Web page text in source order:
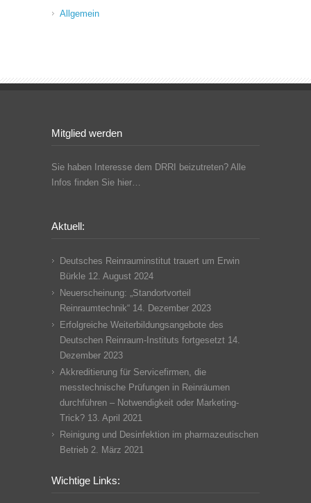
Allgemein
Mitglied werden
Sie haben Interesse dem DRRI beizutreten? Alle
Infos finden Sie hier…
Aktuell:
Deutsches Reinrauminstitut trauert um Erwin
Bürkle 12. August 2024
Neuerscheinung: „Standortvorteil
Reinraumtechnik“ 14. Dezember 2023
Erfolgreiche Weiterbildungsangebote des
Deutschen Reinraum-Instituts fortgesetzt 14.
Dezember 2023
Akkreditierung für Servicefirmen, die
messtechnische Prüfungen in Reinräumen
durchführen – Notwendigkeit oder Marketing-
Trick? 13. April 2021
Reinigung und Desinfektion im pharmazeutischen
Betrieb 2. März 2021
Wichtige Links: